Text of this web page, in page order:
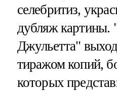
селебритиз,
дубляж картины.
Джульетта"
тиражом копий,
которых